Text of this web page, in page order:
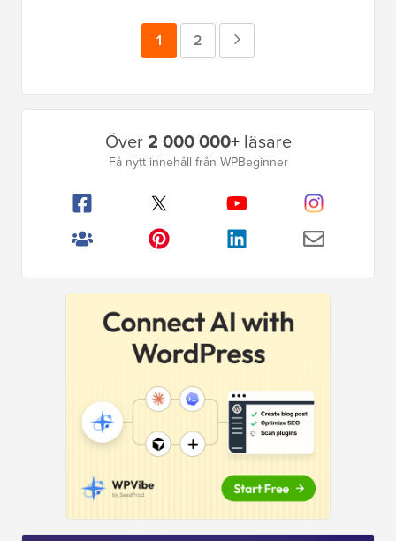
Sida
1 Sida
2
Över2 000 000+läsare
Få nytt innehåll från WPBeginner